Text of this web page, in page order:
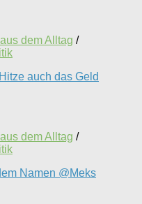
dem Alltag /
auch das Geld
dem Alltag /
Namen @Meks